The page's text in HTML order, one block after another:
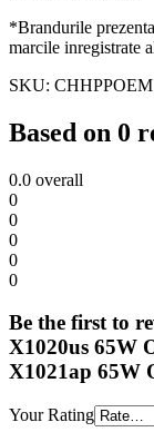
*Brandurile
marcile inregistrate
SKU:
Based on 0
0.0 overall
0
0
0
0
0
Be the first to
X1020us 65W
X1021ap 65W
Your Rating